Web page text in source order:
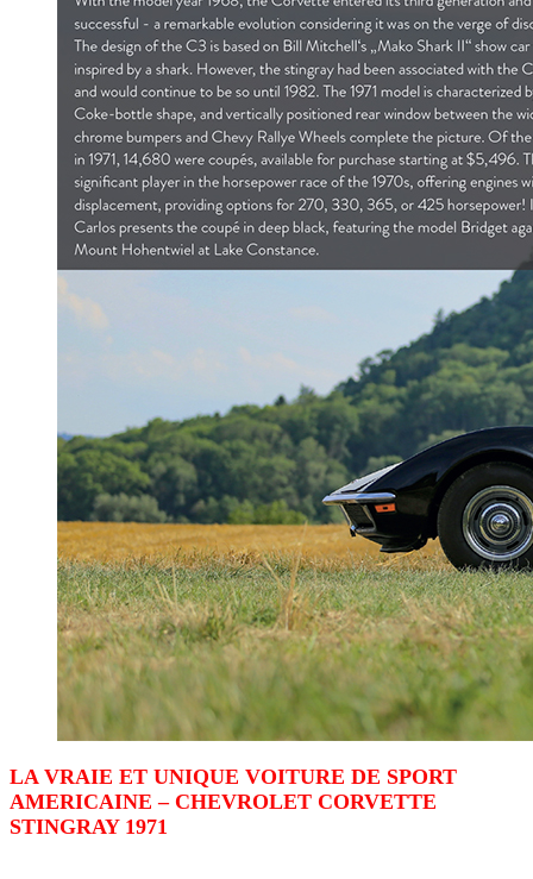
LA VRAIE ET UNIQUE VOITURE DE SPORT
AMERICAINE – CHEVROLET CORVETTE
STINGRAY 1971